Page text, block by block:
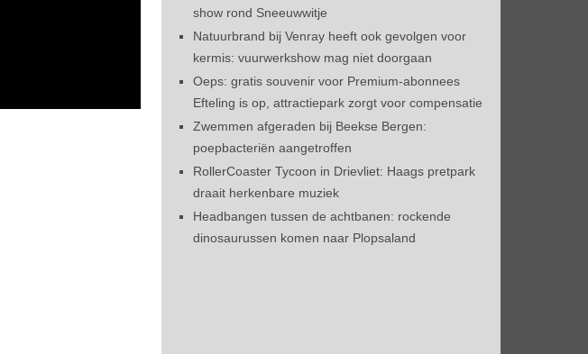
show rond Sneeuwwitje
Natuurbrand bij Venray heeft ook gevolgen voor
kermis: vuurwerkshow mag niet doorgaan
Oeps: gratis souvenir voor Premium-abonnees
Efteling is op, attractiepark zorgt voor compensatie
Zwemmen afgeraden bij Beekse Bergen:
poepbacteriën aangetroffen
RollerCoaster Tycoon in Drievliet: Haags pretpark
draait herkenbare muziek
Headbangen tussen de achtbanen: rockende
dinosaurussen komen naar Plopsaland